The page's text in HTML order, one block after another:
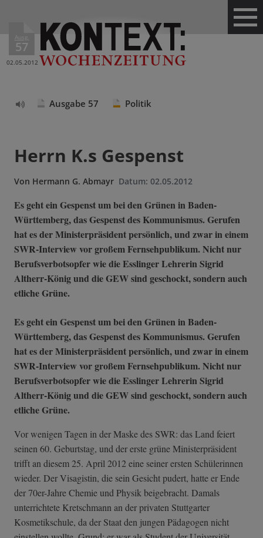
Ausg.
57
02.05.2012
Ausgabe 57 Politik
Herrn K.s Gespenst
Von Hermann G. Abmayr Datum: 02.05.2012
Es geht ein Gespenst um bei den Grünen in Baden-
Württemberg, das Gespenst des Kommunismus. Gerufen
hat es der Ministerpräsident persönlich, und zwar in einem
SWR-Interview vor großem Fernsehpublikum. Nicht nur
Berufsverbotsopfer wie die Esslinger Lehrerin Sigrid
Altherr-König und die GEW sind geschockt, sondern auch
etliche Grüne.
Es geht ein Gespenst um bei den Grünen in Baden-
Württemberg, das Gespenst des Kommunismus. Gerufen
hat es der Ministerpräsident persönlich, und zwar in einem
SWR-Interview vor großem Fernsehpublikum. Nicht nur
Berufsverbotsopfer wie die Esslinger Lehrerin Sigrid
Altherr-König und die GEW sind geschockt, sondern auch
etliche Grüne.
Vor wenigen Tagen in der Maske des SWR: das Land feiert
seinen 60. Geburtstag, und der erste grüne Ministerpräsident
trifft an diesem 25. April 2012 eine seiner ersten Schülerinnen
wieder. Der Visagistin, die sein Gesicht pudert, hatte er Ende
der 70er-Jahre Chemie und Physik beigebracht. Damals
unterrichtete Kretschmann an der privaten Stuttgarter
Kosmetikschule, da der Staat den jungen Pädagogen nicht